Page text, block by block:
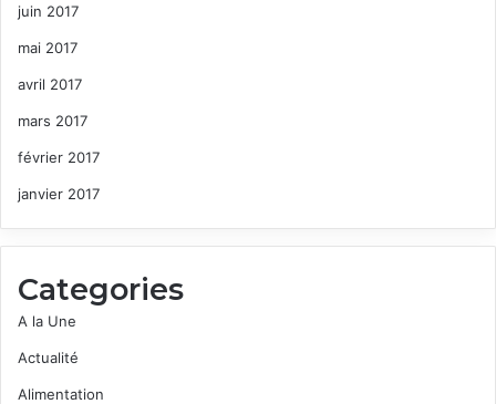
juin 2017
mai 2017
avril 2017
mars 2017
février 2017
janvier 2017
Categories
A la Une
Actualité
Alimentation